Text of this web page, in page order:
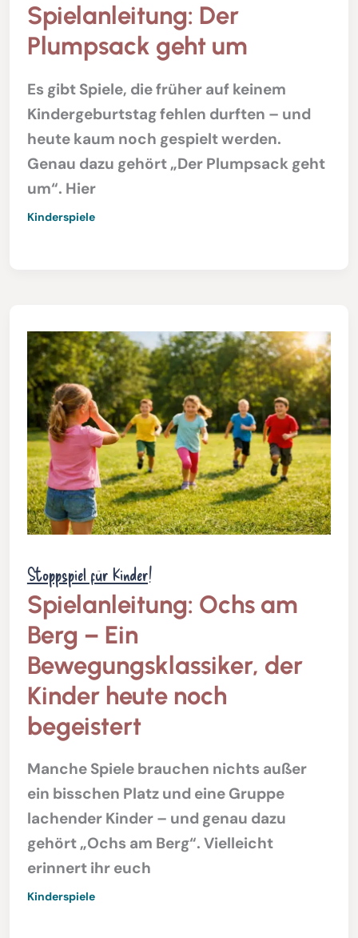
Spielanleitung: Der
Plumpsack geht um
Es gibt Spiele, die früher auf keinem
Kindergeburtstag fehlen durften – und
heute kaum noch gespielt werden.
Genau dazu gehört „Der Plumpsack geht
um“. Hier
Kinderspiele
Stoppspiel für Kinder!
Spielanleitung: Ochs am
Berg – Ein
Bewegungsklassiker, der
Kinder heute noch
begeistert
Manche Spiele brauchen nichts außer
ein bisschen Platz und eine Gruppe
lachender Kinder – und genau dazu
gehört „Ochs am Berg“. Vielleicht
erinnert ihr euch
Kinderspiele